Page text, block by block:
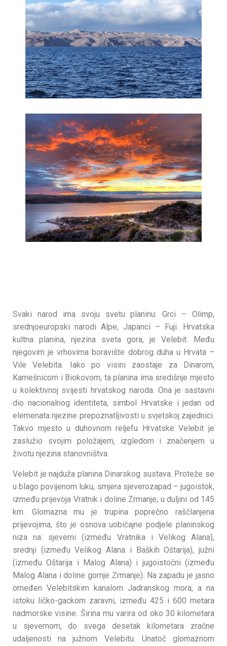
Svaki narod ima svoju svetu planinu: Grci – Olimp,
srednjoeuropski narodi Alpe, Japanci – Fuji. Hrvatska
kultna planina, njezina sveta gora, je Velebit. Među
njegovim je vrhovima boravište dobrog duha u Hrvata –
Vile Velebita. Iako po visini zaostaje za Dinarom,
Kamešnicom i Biokovom, ta planina ima središnje mjesto
u kolektivnoj svijesti hrvatskog naroda. Ona je sastavni
dio nacionalnog identiteta, simbol Hrvatske i jedan od
elemenata njezine prepoznatljivosti u svjetskoj zajednici.
Takvo mjesto u duhovnom reljefu Hrvatske Velebit je
zaslužio svojim položajem, izgledom i značenjem u
životu njezina stanovništva.
Velebit je najduža planina Dinarskog sustava. Proteže se
u blago povijenom luku, smjera sjeverozapad – jugoistok,
između prijevoja Vratnik i doline Zrmanje, u duljini od 145
km. Glomazna mu je trupina poprečno raščlanjena
prijevojima, što je osnova uobičajne podjele planinskog
niza na: sjeverni (između Vratnika i Velikog Alana),
srednji (između Velikog Alana i Baških Oštarija), južni
(između Oštarija i Malog Alana) i jugoistočni (između
Malog Alana i doline gornje Zrmanje). Na zapadu je jasno
omeđen Velebitskim kanalom Jadranskog mora, a na
istoku ličko-gackom zaravni, između 425 i 600 metara
nadmorske visine. Širina mu varira od oko 30 kilometara
u sjevernom, do svega desetak kilometara zračne
udaljenosti na južnom Velebitu. Unatoč glomaznom